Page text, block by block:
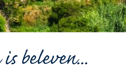
beleven...